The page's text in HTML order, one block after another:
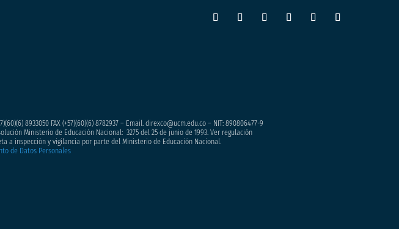
(60)(6) 8933050FAX (+57)(60)(6) 8782937 – Email. direxco@ucm.edu.co – NIT: 890806477-9
Ministerio de Educación Nacional: 3275 del 25 de junio de 1993. Ver regulación
a inspección y vigilancia por parte del Ministerio de Educación Nacional.
de Datos Personales